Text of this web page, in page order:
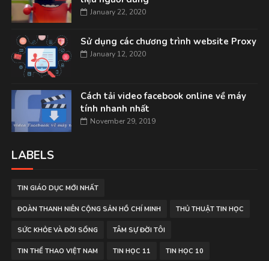
January 22, 2020
Sử dụng các chương trình website Proxy
January 12, 2020
Cách tải video facebook online về máy
tính nhanh nhất
November 29, 2019
LABELS
TIN GIÁO DỤC MỚI NHẤT
ĐOÀN THANH NIÊN CỘNG SẢN HỒ CHÍ MINH THỦ THUẬT TIN HỌC
SỨC KHỎE VÀ ĐỜI SỐNG TÂM SỰ ĐỜI TÔI
TIN THỂ THAO VIỆT NAM TIN HỌC 11 TIN HỌC 10